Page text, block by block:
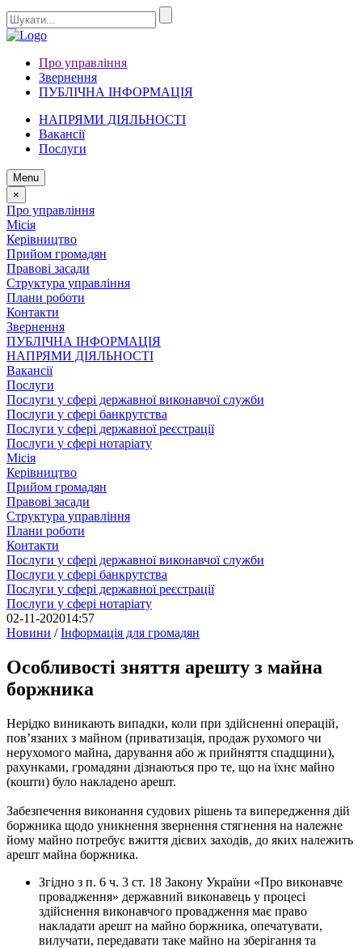
Про управління
Звернення
ПУБЛІЧНА ІНФОРМАЦІЯ
НАПРЯМИ ДІЯЛЬНОСТІ
Вакансії
Послуги
Menu
×
Про управління
Місія
Керівництво
Прийом громадян
Правові засади
Структура управління
Плани роботи
Контакти
Звернення
ПУБЛІЧНА ІНФОРМАЦІЯ
НАПРЯМИ ДІЯЛЬНОСТІ
Вакансії
Послуги
Послуги у сфері державної виконавчої служби
Послуги у сфері банкрутства
Послуги у сфері державної реєстрації
Послуги у сфері нотаріату
Місія
Керівництво
Прийом громадян
Правові засади
Структура управління
Плани роботи
Контакти
Послуги у сфері державної виконавчої служби
Послуги у сфері банкрутства
Послуги у сфері державної реєстрації
Послуги у сфері нотаріату
02-11-202014:57
Новини /Інформація для громадян
Особливості зняття арешту з майна
боржника
Нерідко виникають випадки, коли при здійсненні операцій,
пов’язаних з майном (приватизація, продаж рухомого чи
нерухомого майна, дарування або ж прийняття спадщини),
рахунками, громадяни дізнаються про те, що на їхнє майно
(кошти) було накладено арешт.
Забезпечення виконання судових рішень та випередження дій
боржника щодо уникнення звернення стягнення на належне
йому майно потребує вжиття дієвих заходів, до яких належить
арешт майна боржника.
Згідно з п. 6 ч. 3 ст. 18 Закону України «Про виконавче
провадження» державний виконавець у процесі
здійснення виконавчого провадження має право
накладати арешт на майно боржника, опечатувати,
вилучати, передавати таке майно на зберігання та